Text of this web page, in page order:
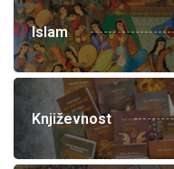
Islam
Književnost